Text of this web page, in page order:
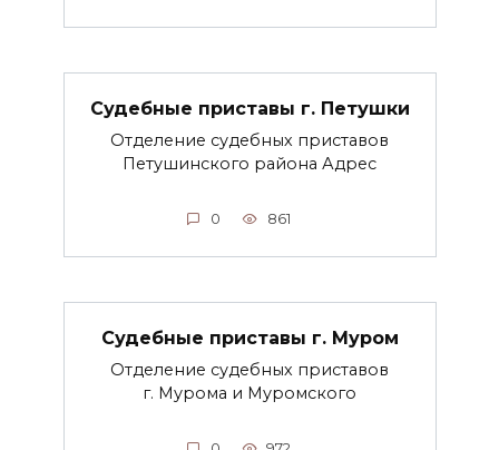
Судебные приставы г. Петушки
Отделение судебных приставов
Петушинского района Адрес
0 861
Судебные приставы г. Муром
Отделение судебных приставов
г. Мурома и Муромского